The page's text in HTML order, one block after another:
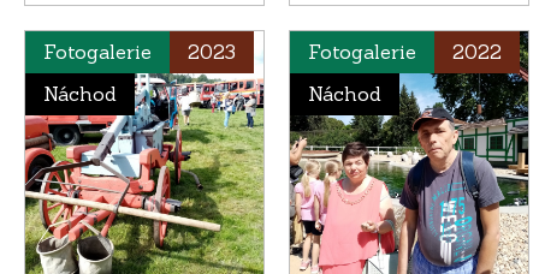
Fotogalerie
2023
Náchod
Fotogalerie
2022
Náchod